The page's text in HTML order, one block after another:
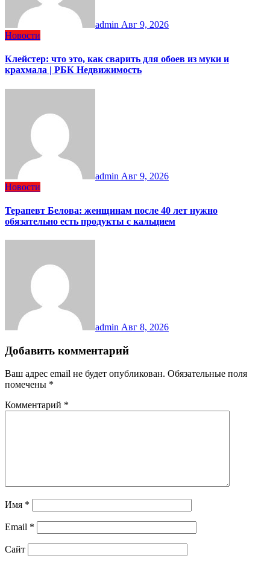
admin Авг 9, 2026
Новости
Клейстер: что это, как сварить для обоев из муки и
крахмала | РБК Недвижимость
admin Авг 9, 2026
Новости
Терапевт Белова: женщинам после 40 лет нужно
обязательно есть продукты с кальцием
admin Авг 8, 2026
Добавить комментарий
Ваш адрес email не будет опубликован. Обязательные поля
помечены *
Комментарий *
Имя *
Email *
Сайт